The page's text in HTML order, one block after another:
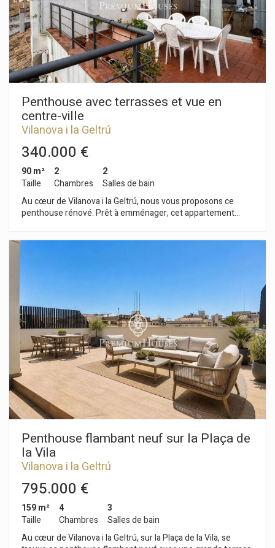
Penthouse avec terrasses et vue en
centre-ville
Vilanova i la Geltrú
340.000 €
90 m²
Taille
2
Chambres
2
Salles de bain
Au cœur de Vilanova i la Geltrú, nous vous proposons ce
penthouse rénové. Prêt à emménager, cet appartement
deux niveaux. Au rez-de-chaussée, vous trouverez l'espace
chambres doubles, dont une suite parentale, et un accès à un
balcon. Au premier étage, nous trouvons un grand espace
mansardé donne accès à deux vastes terrasses offrant une
vue imprenable. Le centre de Vilanova i la Geltrú est réputé
pour sa proximité avec tous les transports en commun et les
commerces et services essentiels.
Penthouse flambant neuf sur la Plaça de
la Vila
Vilanova i la Geltrú
795.000 €
159 m²
Taille
4
Chambres
3
Salles de bain
Au cœur de Vilanova i la Geltrú, sur la Plaça de la Vila, se